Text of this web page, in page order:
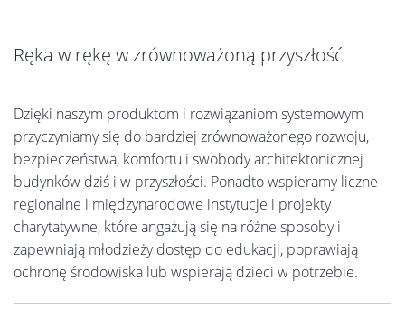
Ręka w rękę w zrównoważoną przyszłość
Dzięki naszym produktom i rozwiązaniom systemowym
przyczyniamy się do bardziej zrównoważonego rozwoju,
bezpieczeństwa, komfortu i swobody architektonicznej
budynków dziś i w przyszłości. Ponadto wspieramy liczne
regionalne i międzynarodowe instytucje i projekty
charytatywne, które angażują się na różne sposoby i
zapewniają młodzieży dostęp do edukacji, poprawiają
ochronę środowiska lub wspierają dzieci w potrzebie.